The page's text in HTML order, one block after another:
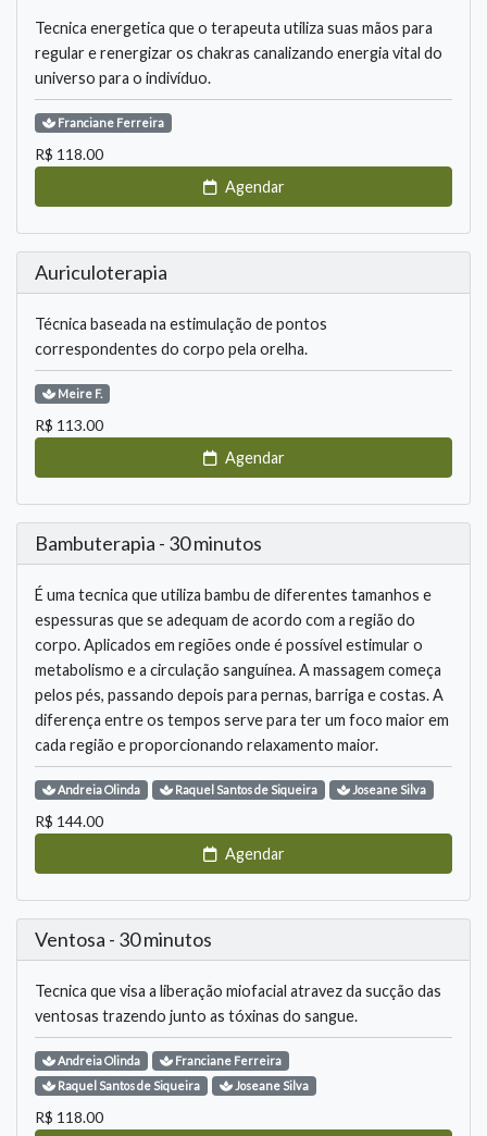
Tecnica energetica que o terapeuta utiliza suas mãos para
regular e renergizar os chakras canalizando energia vital do
universo para o indivíduo.
Franciane Ferreira
R$ 118.00
Agendar
Auriculoterapia
Técnica baseada na estimulação de pontos
correspondentes do corpo pela orelha.
Meire F.
R$ 113.00
Agendar
Bambuterapia - 30 minutos
É uma tecnica que utiliza bambu de diferentes tamanhos e
espessuras que se adequam de acordo com a região do
corpo. Aplicados em regiões onde é possível estimular o
metabolismo e a circulação sanguínea. A massagem começa
pelos pés, passando depois para pernas, barriga e costas. A
diferença entre os tempos serve para ter um foco maior em
cada região e proporcionando relaxamento maior.
AndreiaOlinda Raquel Santos de Siqueira Joseane Silva
R$ 144.00
Agendar
Ventosa - 30 minutos
Tecnica que visa a liberação miofacial atravez da sucção das
ventosas trazendo junto as tóxinas do sangue.
AndreiaOlinda Franciane Ferreira
Raquel Santos de Siqueira Joseane Silva
R$ 118.00